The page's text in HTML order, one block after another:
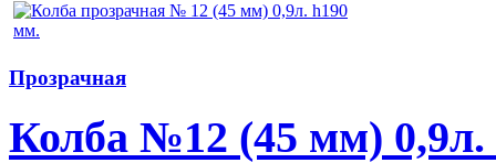
Прозрачная
Колба №12 (45 мм)